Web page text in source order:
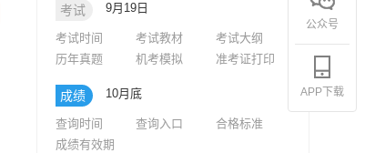
考试 9月19日
考试时间 考试教材
考试大纲
历年真题
机考模拟 准考证打印
成绩 10月底
查询时间 查询入口
合格标准
成绩有效期
公众号
APP下载